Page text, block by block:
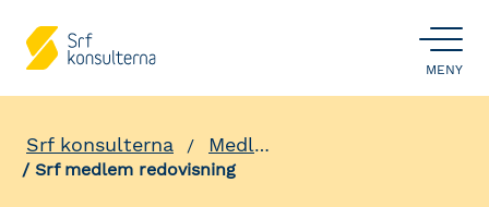
ÖPPNA
MENY
Srf konsulterna Medlemskap
Srf medlem redovisning